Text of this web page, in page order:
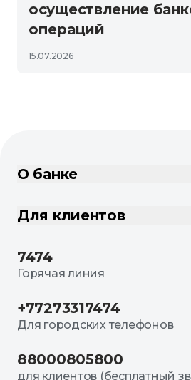
осуществление
операций
15.07.2026
О банке
Для клиентов
7474
Горячая линия
+77273317474
Для городских телефонов
88000805800
для клиентов (бесплатный